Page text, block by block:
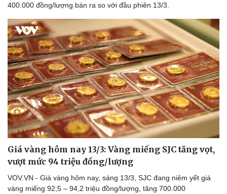
400.000 đồng/lượng bán ra so với đầu phiên 13/3.
Giá vàng hôm nay 13/3: Vàng miếng SJC tăng vọt,
vượt mức 94 triệu đồng/lượng
VOV.VN - Giá vàng hôm nay, sáng 13/3, SJC đang niêm yết giá
vàng miếng 92,5 – 94,2 triệu đồng/lượng, tăng 700.000